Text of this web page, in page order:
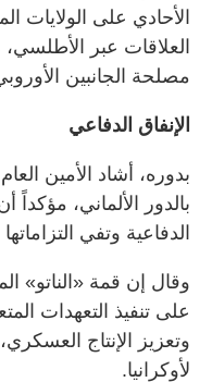
الأحادي على الولايات
العلاقات عبر
مصلحة الجانبين
الإنفاق الدفاعي
بدوره، أشاد الأمين
بالدور الألماني، مؤكداً
الدفاعية وتفي
وقال إن قمة «الناتو»
على تنفيذ التعهدات
وتعزيز الإنتاج
لأوكرانيا.